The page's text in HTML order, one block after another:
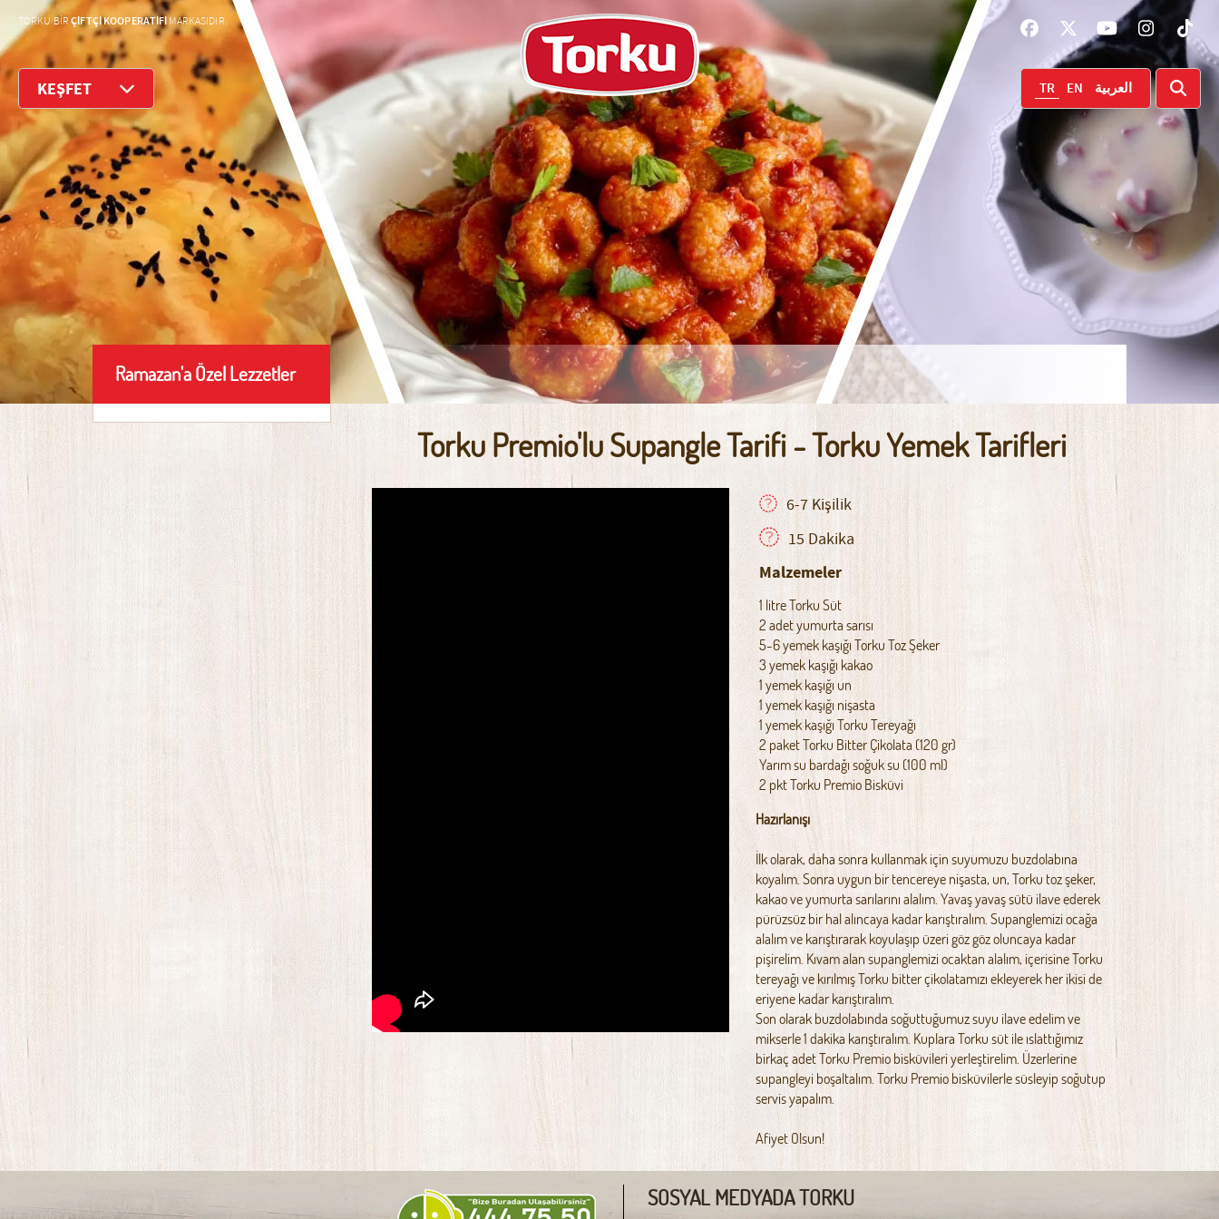
TORKU BİRÇİFTÇİ KOOPERATİFİ MARKASIDIR.
KEŞFET TR EN العربية
Ramazan'a Özel Lezzetler
Torku Premio'lu Supangle Tarifi - Torku Yemek Tarifleri
6-7 Kişilik
15 Dakika
Malzemeler
1 litre Torku Süt
2 adet yumurta sarısı
5-6 yemek kaşığı Torku Toz Şeker
3 yemek kaşığı kakao
1 yemek kaşığı un
1 yemek kaşığı nişasta
1 yemek kaşığı Torku Tereyağı
2 paket Torku Bitter Çikolata (120 gr)
Yarım su bardağı soğuk su (100 ml)
2 pkt Torku Premio Bisküvi
Hazırlanışı
İlk olarak, daha sonra kullanmak için suyumuzu buzdolabına
koyalım. Sonra uygun bir tencereye nişasta, un, Torku toz şeker,
kakao ve yumurta sarılarını alalım. Yavaş yavaş sütü ilave ederek
pürüzsüz bir hal alıncaya kadar karıştıralım. Supanglemizi ocağa
alalım ve karıştırarak koyulaşıp üzeri göz göz oluncaya kadar
pişirelim. Kıvam alan supanglemizi ocaktan alalım, içerisine Torku
tereyağı ve kırılmış Torku bitter çikolatamızı ekleyerek her ikisi de
eriyene kadar karıştıralım.
Son olarak buzdolabında soğuttuğumuz suyu ilave edelim ve
mikserle 1 dakika karıştıralım. Kuplara Torku süt ile ıslattığımız
birkaç adet Torku Premio bisküvileri yerleştirelim. Üzerlerine
supangleyi boşaltalım. Torku Premio bisküvilerle süsleyip soğutup
servis yapalım.
Afiyet Olsun!
SOSYAL MEDYADA TORKU